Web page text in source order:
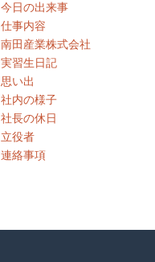
今日の出来事
仕事内容
南田産業株式会社
実習生日記
思い出
社内の様子
社長の休日
立役者
連絡事項